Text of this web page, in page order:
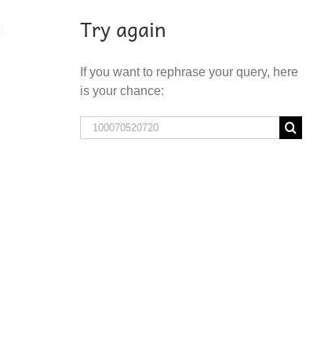
Try again
If you want to rephrase your query, here
is your chance:
Search
for: